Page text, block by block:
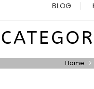
BLOG
Home